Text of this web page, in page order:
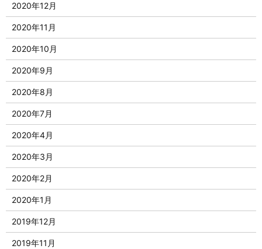
2020年12月
2020年11月
2020年10月
2020年9月
2020年8月
2020年7月
2020年4月
2020年3月
2020年2月
2020年1月
2019年12月
2019年11月